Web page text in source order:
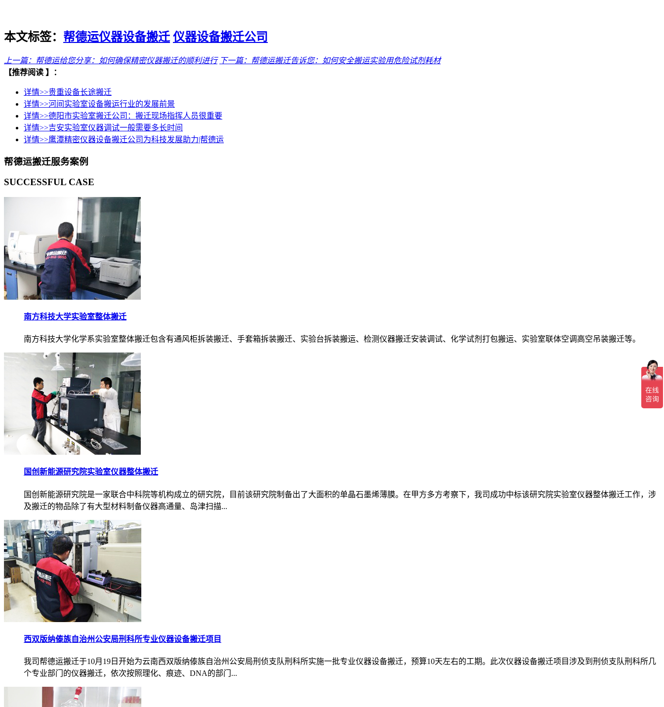
本文标签： 帮德运仪器设备搬迁 仪器设备搬迁公司
上一篇： 帮德运给您分享：如何确保精密仪器搬迁的顺利进行 下一篇： 帮德运搬迁告诉您：如何安全搬运实验用危险试剂耗材
【推荐阅读 】：
详情>>贵重设备长途搬迁
详情>>河间实验室设备搬运行业的发展前景
详情>>德阳市实验室搬迁公司：搬迁现场指挥人员很重要
详情>>吉安实验室仪器调试一般需要多长时间
详情>>鹰潭精密仪器设备搬迁公司为科技发展助力|帮德运
帮德运搬迁服务案例
SUCCESSFUL CASE
南方科技大学实验室整体搬迁
南方科技大学化学系实验室整体搬迁包含有通风柜拆装搬迁、手套箱拆装搬迁、实验台拆装搬运、检测仪器搬迁安装调试、化学试剂打包搬运、实验室联体空调高空吊装搬迁等。
国创新能源研究院实验室仪器整体搬迁
国创新能源研究院是一家联合中科院等机构成立的研究院，目前该研究院制备出了大面积的单晶石墨烯薄膜。在甲方多方考察下，我司成功中标该研究院实验室仪器整体搬迁工作，涉
及搬迁的物品除了有大型材料制备仪器高通量、岛津扫描...
西双版纳傣族自治州公安局刑科所专业仪器设备搬迁项目
我司帮德运搬迁于10月19日开始为云南西双版纳傣族自治州公安局刑侦支队刑科所实施一批专业仪器设备搬迁，预算10天左右的工期。此次仪器设备搬迁项目涉及到刑侦支队刑科所几
个专业部门的仪器搬迁，依次按照理化、痕迹、DNA的部门...